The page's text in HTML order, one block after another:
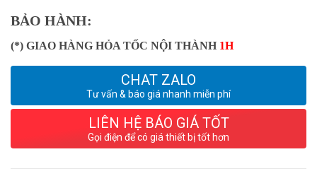
BẢO HÀNH:
(*) GIAO HÀNG HỎA TỐC NỘI THÀNH 1H
CHAT ZALO
Tư vấn & báo giá nhanh miễn phí
LIÊN HỆ BÁO GIÁ TỐT
Gọi điện để có giá thiết bị tốt hơn